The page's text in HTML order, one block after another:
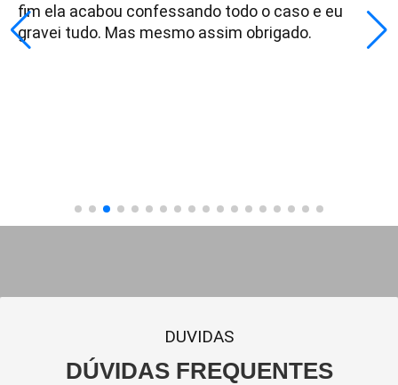
fim ela acabou confessando todo o caso e eu
gravei tudo. Mas mesmo assim obrigado.
DUVIDAS
DÚVIDAS FREQUENTES